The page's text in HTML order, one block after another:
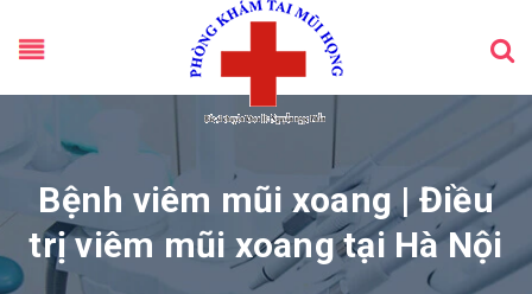
Bệnh viêm mũi xoang | Điều
trị viêm mũi xoang tại Hà Nội